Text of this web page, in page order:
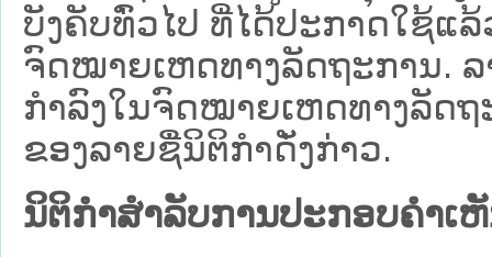
ບັງຄັບທົ່ວໄປ ທີ່ໄດ້ປະກາດໃຊ້ແ
ຈົດໝາຍເຫດທາງລັດຖະການ.
ກຳລົງໃນຈົດໝາຍເຫດທາງລັດ
ຂອງລາຍຊື່ນິຕິກໍາດັ່ງກ່າວ.
ນິຕິກຳສຳລັບການປະກອບຄຳເ